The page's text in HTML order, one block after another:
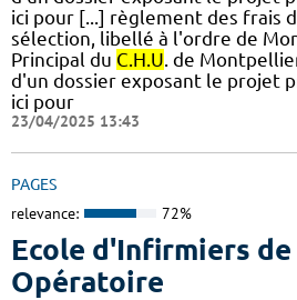
ici pour [...] règlement des frais
sélection, libellé à l'ordre de
Principal du C.H.U. de
d'un dossier exposant le projet
ici pour
23/04/2025 13:43
PAGES
relevance: 72%
Ecole d'Infirmiers de
Opératoire